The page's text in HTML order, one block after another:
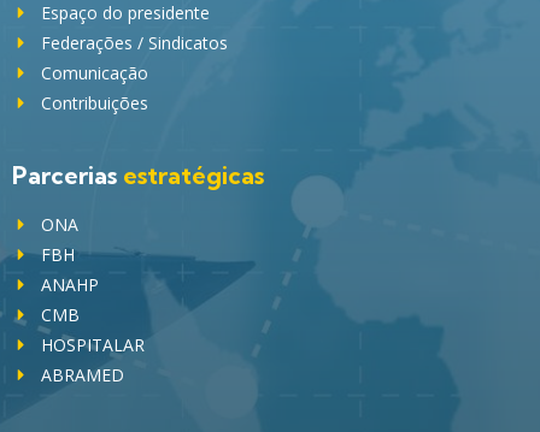
Espaço do presidente
Federações / Sindicatos
Comunicação
Contribuições
Parcerias estratégicas
ONA
FBH
ANAHP
CMB
HOSPITALAR
ABRAMED